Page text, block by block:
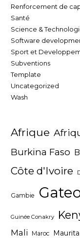
Renforcement de
Santé
Science &
Software
Sport et
Subventions
Template
Uncategorized
Wash
Afrique
Burkina Faso
Côte d'Ivoire
Gambie
Guinée Conakry
Mali Maroc